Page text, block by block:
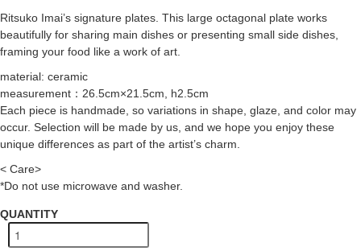
Ritsuko Imai’s signature plates. This large octagonal plate works
beautifully for sharing main dishes or presenting small side dishes,
framing your food like a work of art.
material: ceramic
measurement：26.5cm×21.5cm, h2.5cm
Each piece is handmade, so variations in shape, glaze, and color may
occur. Selection will be made by us, and we hope you enjoy these
unique differences as part of the artist’s charm.
< Care>
*Do not use microwave and washer.
QUANTITY